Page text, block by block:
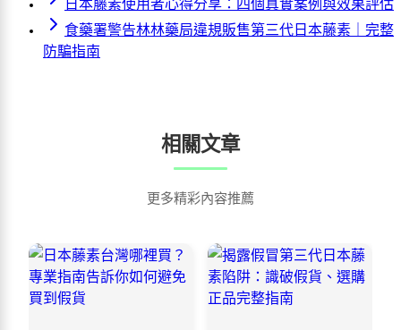
日本藤素使用者心得分享：四個真實案例與效果評估
食藥署警告林林藥局違規販售第三代日本藤素｜完整
防騙指南
相關文章
更多精彩內容推薦